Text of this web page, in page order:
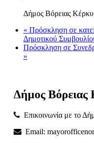
Δήμος Βόρειας
« Πρόσκληση σε
Δημοτικού
Πρόσκληση σε
»
Δήμος Βόρειας
Επικοινωνία με το
Email: